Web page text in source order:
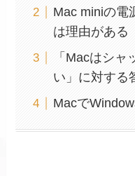
Mac miniの電
は理由がある
「Macはシ
い」に対する
Macで